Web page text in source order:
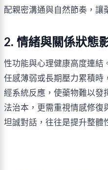
配親密溝通與自然節奏，讓
2. 情緒與關係狀態
性功能與心理健康高度連結
任感薄弱或長期壓力累積時
經系統反應，使藥物難以發
法治本，更需重視情感修復
坦誠對話，往往是提升整體